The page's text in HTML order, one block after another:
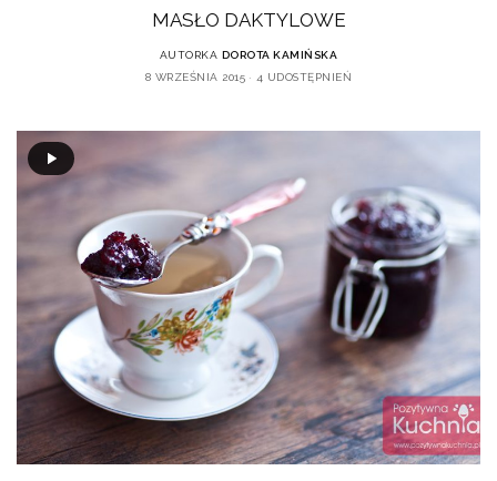
MASŁO DAKTYLOWE
AUTORKA DOROTA KAMIŃSKA
8 WRZEŚNIA 2015
4 UDOSTĘPNIEŃ